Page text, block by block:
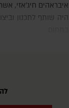
איבראהים חיג׳אזי,
היה שותף לתכנון